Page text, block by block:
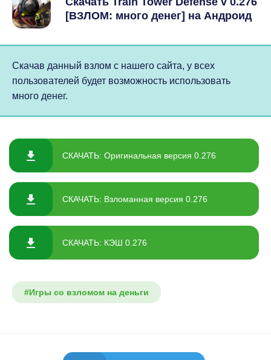
[ВЗЛОМ: много денег] на Андроид
Скачав данный взлом с нашего сайта, у всех
пользователей будет возможность использовать
много денег.
СКАЧАТЬ: Оригинальная версия 0.276
СКАЧАТЬ: Взломанная версия 0.276
СКАЧАТЬ: КЭШ 0.276
#Игры со взломом на деньги